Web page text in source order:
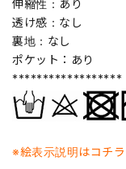
伸縮性：あり
透け感：なし
裏地：なし
ポケット：あり
******************
※絵表示説明はコチラ